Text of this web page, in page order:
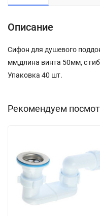
Описание
Сифон для душевого
мм,длина винта 50мм, с
Упаковка 40 шт.
Рекомендуем